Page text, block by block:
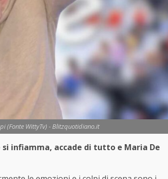
(Fonte WittyTv) - Blitzquotidiano.it
infiamma, accade di tutto e Maria De